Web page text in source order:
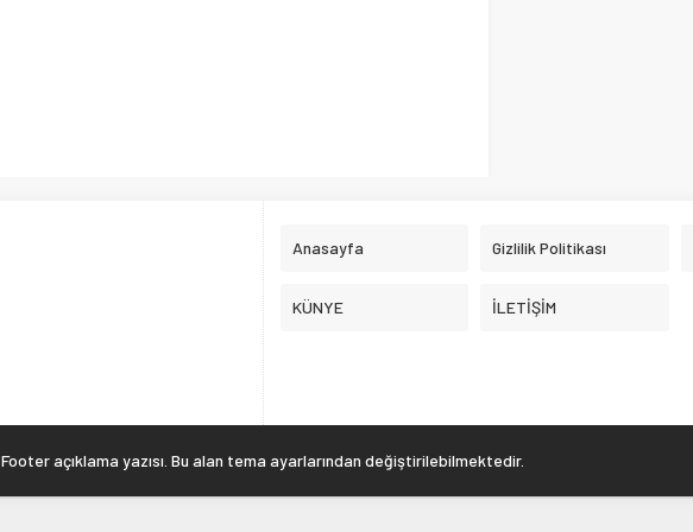
Anasayfa Gizlilik Politikası
KÜNYE İLETİŞİM
Footer açıklama yazısı. Bu alan tema ayarlarından değiştirilebilmektedir.